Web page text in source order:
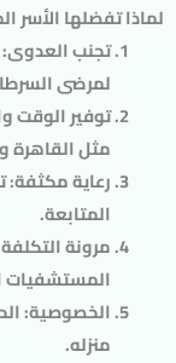
لماذا تفضلها الأسر
تجنب العدوى
لمرضى
توفير الوقت
مثل القاهرة
رعاية مكثفة:
المتابعة.
مرونة التكلفة
المستشفيات
الخصوصية:
منزله.